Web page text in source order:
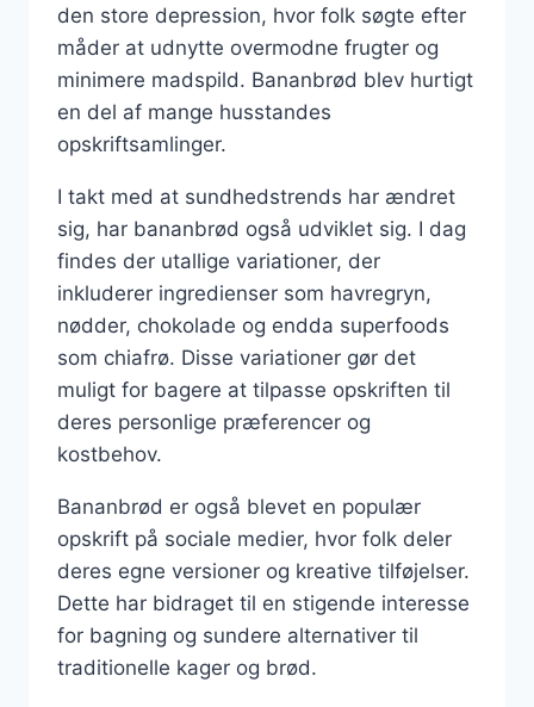
den store depression, hvor folk søgte efter
måder at udnytte overmodne frugter og
minimere madspild. Bananbrød blev hurtigt
en del af mange husstandes
opskriftsamlinger.
I takt med at sundhedstrends har ændret
sig, har bananbrød også udviklet sig. I dag
findes der utallige variationer, der
inkluderer ingredienser som havregryn,
nødder, chokolade og endda superfoods
som chiafrø. Disse variationer gør det
muligt for bagere at tilpasse opskriften til
deres personlige præferencer og
kostbehov.
Bananbrød er også blevet en populær
opskrift på sociale medier, hvor folk deler
deres egne versioner og kreative tilføjelser.
Dette har bidraget til en stigende interesse
for bagning og sundere alternativer til
traditionelle kager og brød.